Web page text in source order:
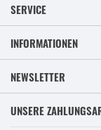
SERVICE
INFORMATIONEN
NEWSLETTER
UNSERE